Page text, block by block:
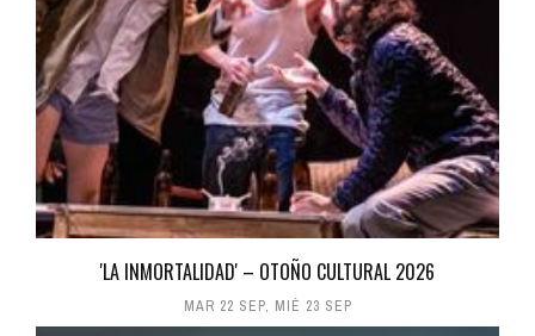
'LA INMORTALIDAD' – OTOÑO CULTURAL 2026
MAR 22 SEP, MIÉ 23 SEP